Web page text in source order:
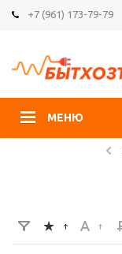
+7 (961) 173-79-79
МЕНЮ